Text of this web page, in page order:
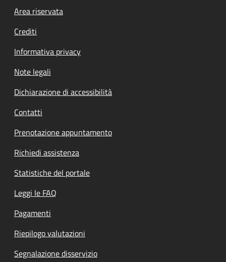
Footer menu
Area riservata
Crediti
Informativa privacy
Note legali
Dichiarazione di accessibilità
Contatti
Prenotazione appuntamento
Richiedi assistenza
Statistiche del portale
Leggi le FAQ
Pagamenti
Riepilogo valutazioni
Segnalazione disservizio